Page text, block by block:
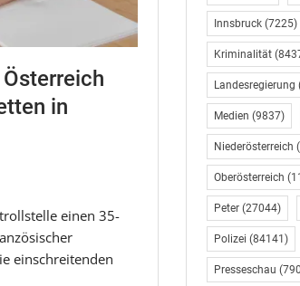
in
einen 35-
einschreitenden
Innsbruck(7225)
Kriminalität
Landesregierung
Medien (9837)
Niederösterreich
Oberösterreich
Peter(27044)
Polizei (84141)
Presseschau